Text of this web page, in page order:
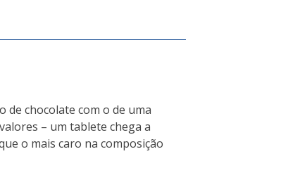
de chocolate com o de uma
– um tablete chega a
o mais caro na composição